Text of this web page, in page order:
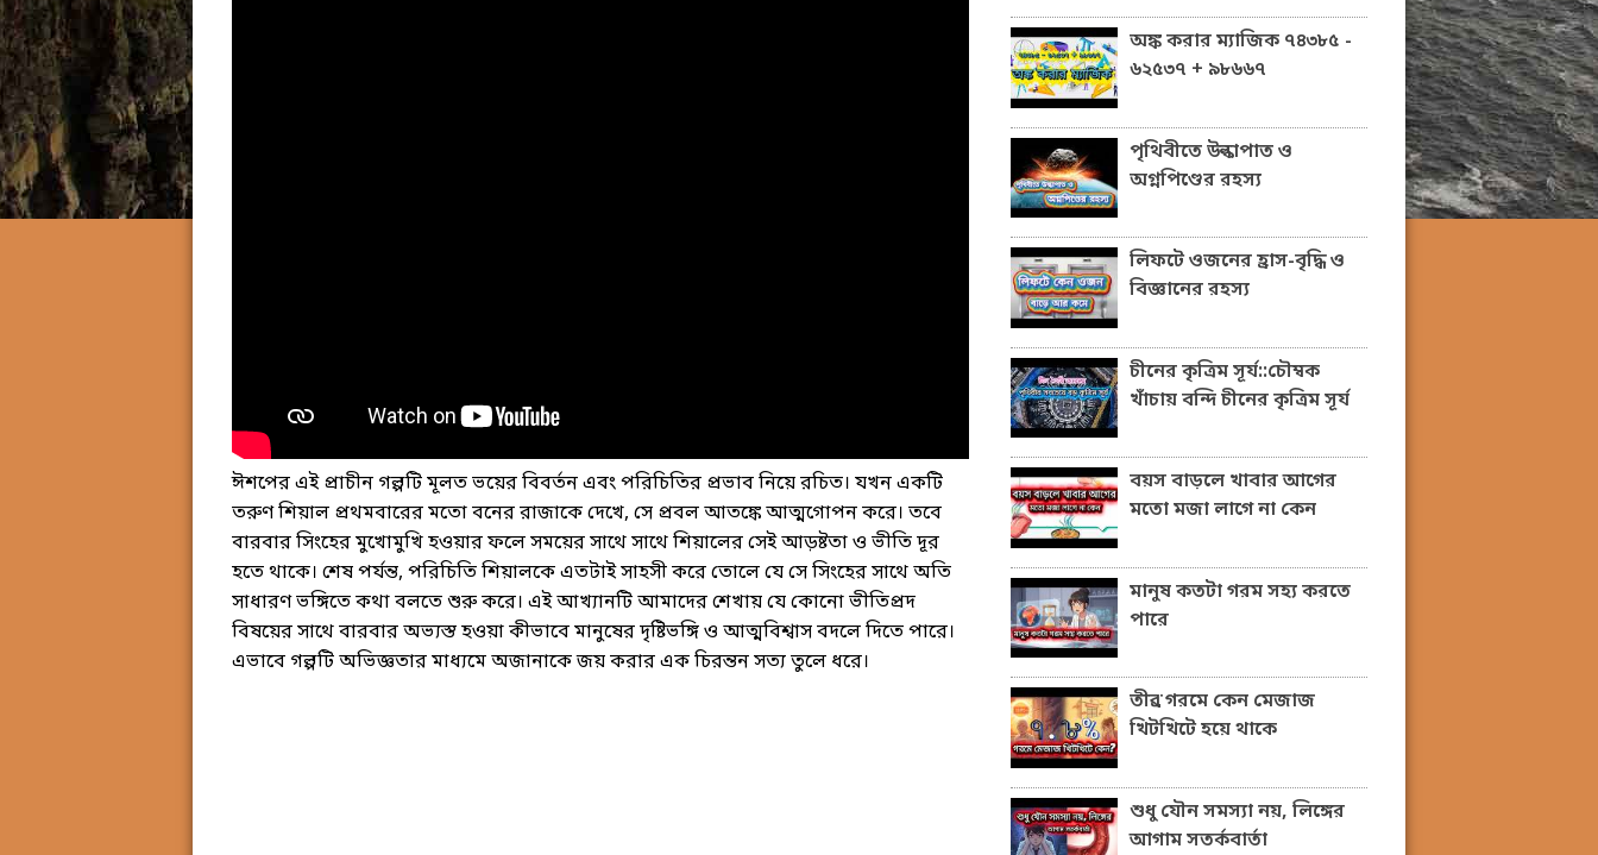
ঈশপের এই প্রাচীন গল্পটি মূলত ভয়ের বিবর্তন এবং পরিচিতির প্রভাব নিয়ে রচিত। যখন একটি
তরুণ শিয়াল প্রথমবারের মতো বনের রাজাকে দেখে, সে প্রবল আতঙ্কে আত্মগোপন করে। তবে
বারবার সিংহের মুখোমুখি হওয়ার ফলে সময়ের সাথে সাথে শিয়ালের সেই আড়ষ্টতা ও ভীতি দূর
হতে থাকে। শেষ পর্যন্ত, পরিচিতি শিয়ালকে এতটাই সাহসী করে তোলে যে সে সিংহের সাথে অতি
সাধারণ ভঙ্গিতে কথা বলতে শুরু করে। এই আখ্যানটি আমাদের শেখায় যে কোনো ভীতিপ্রদ
বিষয়ের সাথে বারবার অভ্যস্ত হওয়া কীভাবে মানুষের দৃষ্টিভঙ্গি ও আত্মবিশ্বাস বদলে দিতে পারে।
এভাবে গল্পটি অভিজ্ঞতার মাধ্যমে অজানাকে জয় করার এক চিরন্তন সত্য তুলে ধরে।
অঙ্ক করার ম্যাজিক ৭৪৩৮৫ -
৬২৫৩৭ + ৯৮৬৬৭
পৃথিবীতে উল্কাপাত ও
অগ্নপিণ্ডের রহস্য
লিফটে ওজনের হ্রাস-বৃদ্ধি ও
বিজ্ঞানের রহস্য
চীনের কৃত্রিম সূর্য::চৌম্বক
খাঁচায় বন্দি চীনের কৃত্রিম সূর্য
বয়স বাড়লে খাবার আগের
মতো মজা লাগে না কেন
মানুষ কতটা গরম সহ্য করতে
পারে
তীব্র গরমে কেন মেজাজ
খিটখিটে হয়ে থাকে
শুধু যৌন সমস্যা নয়, লিঙ্গের
আগাম সতর্কবার্তা